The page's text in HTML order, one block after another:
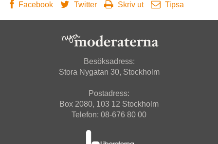
Facebook Twitter Skriv ut Tipsa
Besöksadress:
Stora Nygatan 30, Stockholm
Postadress:
Box 2080, 103 12 Stockholm
Telefon: 08-676 80 00